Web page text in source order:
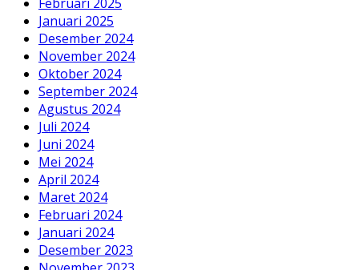
Januari 2025
Desember 2024
November 2024
Oktober 2024
September 2024
Agustus 2024
Juli 2024
Juni 2024
Mei 2024
April 2024
Maret 2024
Februari 2024
Januari 2024
Desember 2023